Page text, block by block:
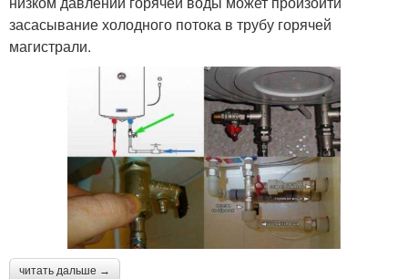
засасывание холодного потока в трубу горячей
магистрали.
читать дальше →